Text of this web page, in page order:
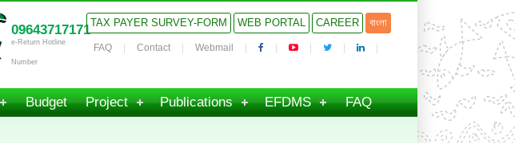
09643717171
e-Return Hotline
Number
TAX PAYER SURVEY-FORM WEB PORTAL CAREER বাংলা
FAQ Contact Webmail
Budget Project Publications EFDMS FAQ